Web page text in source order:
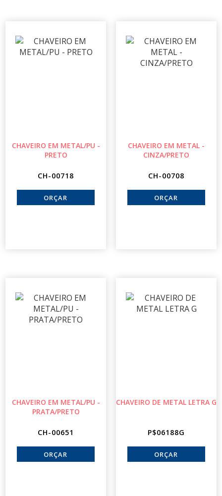
CHAVEIRO EM METAL/PU -
PRETO
CH-00718
CHAVEIRO EM METAL -
CINZA/PRETO
CH-00708
CHAVEIRO EM METAL/PU -
PRATA/PRETO
CH-00651
CHAVEIRO DE METAL LETRA G
P$06188G